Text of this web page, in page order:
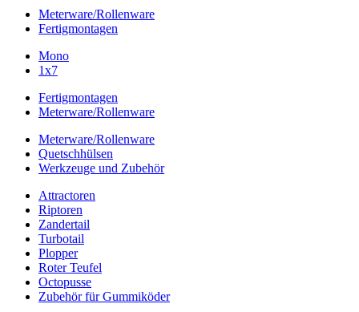
Meterware/Rollenware
Fertigmontagen
Mono
1x7
Fertigmontagen
Meterware/Rollenware
Meterware/Rollenware
Quetschhülsen
Werkzeuge und Zubehör
Attractoren
Riptoren
Zandertail
Turbotail
Plopper
Roter Teufel
Octopusse
Zubehör für Gummiköder